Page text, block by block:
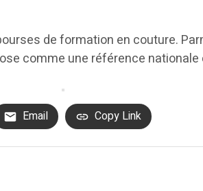
de formation en couture.
comme une référence
Email Copy Link